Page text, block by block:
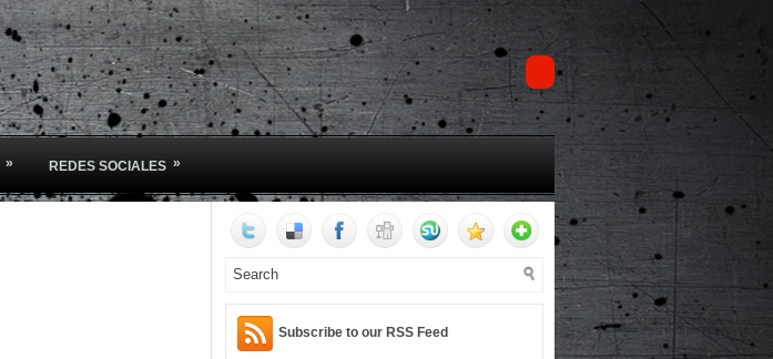
» REDES SOCIALES »
Subscribe to our RSS Feed